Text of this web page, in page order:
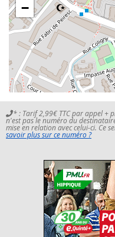
−
* : Tarif 2,99€ TTC par appel +
n'est pas le numéro du
mise en relation avec celui-ci. Ce
savoir plus sur ce numéro ?